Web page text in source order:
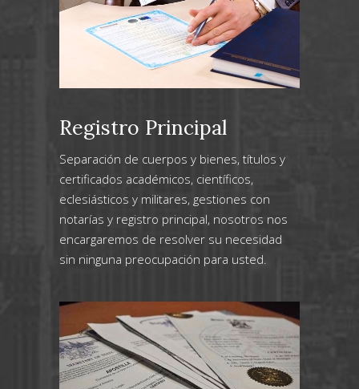
Registro Principal
Separación de cuerpos y bienes, títulos y
certificados académicos, científicos,
eclesiásticos y militares, gestiones con
notarías y registro principal, nosotros nos
encargaremos de resolver su necesidad
sin ninguna preocupación para usted.